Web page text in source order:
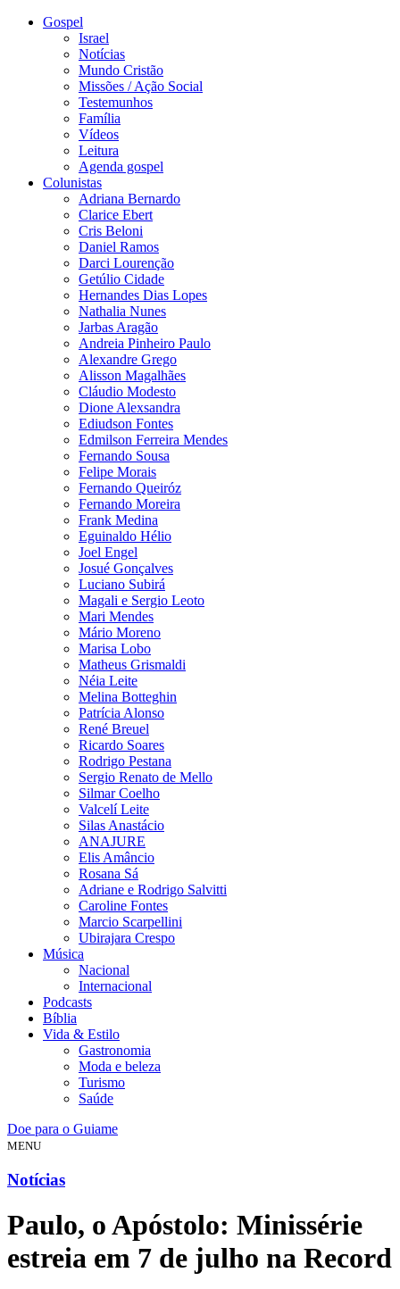
Gospel
Israel
Notícias
Mundo Cristão
Missões / Ação Social
Testemunhos
Família
Vídeos
Leitura
Agenda gospel
Colunistas
Adriana Bernardo
Clarice Ebert
Cris Beloni
Daniel Ramos
Darci Lourenção
Getúlio Cidade
Hernandes Dias Lopes
Nathalia Nunes
Jarbas Aragão
Andreia Pinheiro Paulo
Alexandre Grego
Alisson Magalhães
Cláudio Modesto
Dione Alexsandra
Ediudson Fontes
Edmilson Ferreira Mendes
Fernando Sousa
Felipe Morais
Fernando Queiróz
Fernando Moreira
Frank Medina
Eguinaldo Hélio
Joel Engel
Josué Gonçalves
Luciano Subirá
Magali e Sergio Leoto
Mari Mendes
Mário Moreno
Marisa Lobo
Matheus Grismaldi
Néia Leite
Melina Botteghin
Patrícia Alonso
René Breuel
Ricardo Soares
Rodrigo Pestana
Sergio Renato de Mello
Silmar Coelho
Valcelí Leite
Silas Anastácio
ANAJURE
Elis Amâncio
Rosana Sá
Adriane e Rodrigo Salvitti
Caroline Fontes
Marcio Scarpellini
Ubirajara Crespo
Música
Nacional
Internacional
Podcasts
Bíblia
Vida & Estilo
Gastronomia
Moda e beleza
Turismo
Saúde
Doe para o Guiame
MENU
Notícias
Paulo, o Apóstolo: Minissérie
estreia em 7 de julho na Record